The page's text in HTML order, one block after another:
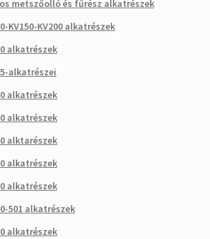
metszőolló és fűrész alkatrészek
KV150-KV200 alkatrészek
alkatrészek
alkatrészei
alkatrészek
alkatrészek
alktarészek
alkatrészek
alkatrészek
501 alkatrészek
alkatrészek